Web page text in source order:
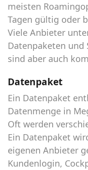
meisten
Tagen gültig oder
Viele Anbieter
Datenpaketen
sind aber auch
Datenpaket
Ein Datenpaket
Datenmenge in
Oft werden
Ein Datenpaket
eigenen Anbieter
Kundenlogin,